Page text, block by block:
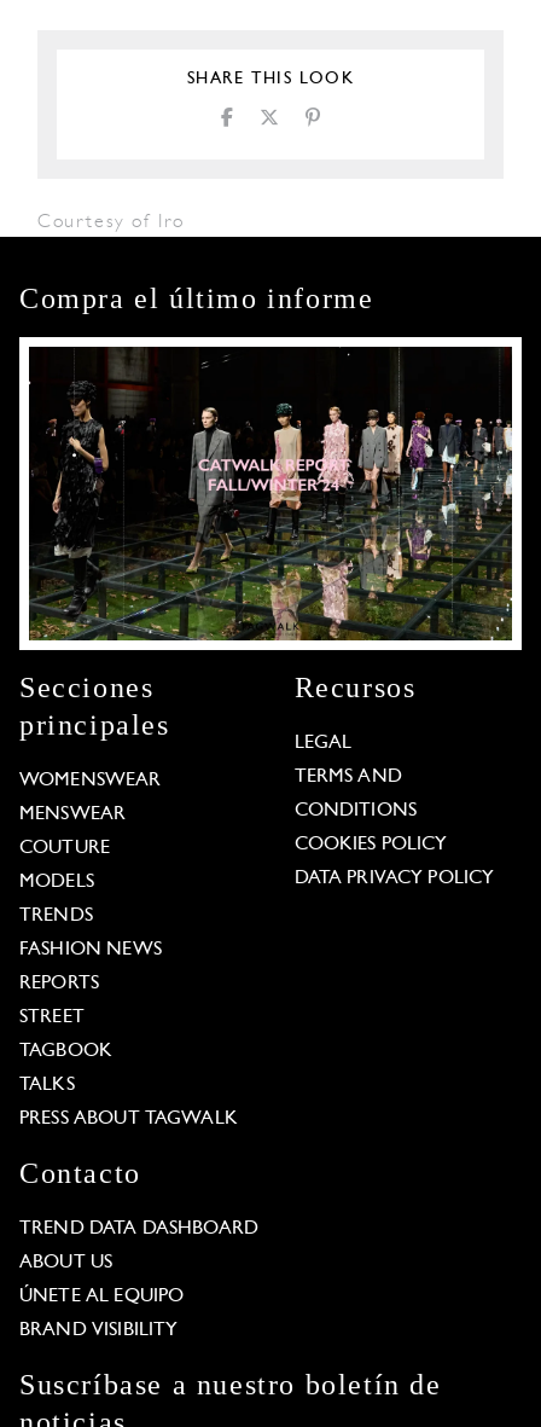
SHARE THIS LOOK
Courtesy of Iro
Compra el último informe
Secciones
principales
WOMENSWEAR
MENSWEAR
COUTURE
MODELS
TRENDS
FASHION NEWS
REPORTS
STREET
TAGBOOK
TALKS
PRESS ABOUT TAGWALK
Recursos
LEGAL
TERMS AND
CONDITIONS
COOKIES POLICY
DATA PRIVACY POLICY
Contacto
TREND DATA DASHBOARD
ABOUT US
ÚNETE AL EQUIPO
BRAND VISIBILITY
Suscríbase a nuestro boletín de